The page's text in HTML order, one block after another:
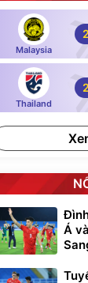
Malaysia
Thailand
Á